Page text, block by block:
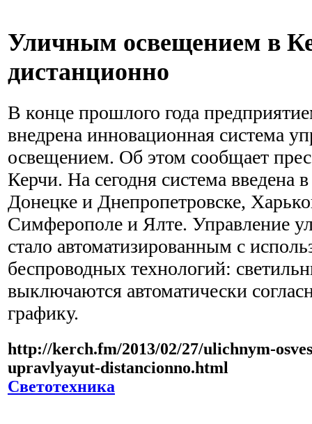
Уличным освещением в
дистанционно
В конце прошлого года
внедрена инновационная система
освещением. Об этом сообщает
Керчи. На сегодня система введена
Донецке и Днепропетровске,
Симферополе и Ялте. Управление
стало автоматизированным с
беспроводных технологий:
выключаются автоматически
графику.
http://kerch.fm/2013/02/27/ulichnym-
upravlyayut-distancionno.html
Светотехника